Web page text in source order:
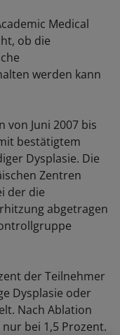
Medical
ob die
werden kann
von Juni 2007 bis
bestätigtem
Dysplasie. Die
Zentren
der die
abgetragen
der Teilnehmer
Dysplasie oder
Nach Ablation
bei 1,5 Prozent.